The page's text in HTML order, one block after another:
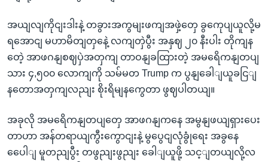
အယျလျကိုငျးဒါးနဲ့ တခွားအကွမျးဖကျအဖှဲ့တှေ ခွကေုပျယူလို့မ
ရအောငျ မဟာမိတျတှနေဲ့ လကျတှဲပွီး အနှဈ ၂၀ နီးပါး တိုကျန
တေဲ့ အာဖဂနျစဈပှဲအတှကျ တာဝနျခထြားတဲ့ အမရေိကနျတပျ
သား ၄,၅၀၀ လောကျကို သမ်မတ Trump က ပွနျခေါျယူခငြျ
နတောအတှကျလညျး စိုးရိမျနကွေတာ ဖွဈပါတယျ။
အခုလို အမရေိကနျတပျတှေ အာဖဂနျကနေ အမွနျဖယျရှားပေး
တာဟာ အန်တရာယျကွီးကွောငျးနဲ့ မွပွေငျလုံခွုံရေး အခွနေ
ပေေါျ မူတညျပွီး တဖွညျးဖွညျး ခေါျယူဖို့ သင့ျတယျလို့လ